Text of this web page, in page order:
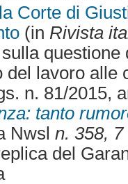
Corte di
(in Rivista
sulla questione
del lavoro alle
n. 81/2015,
tanto
Nwsl n. 358,
del